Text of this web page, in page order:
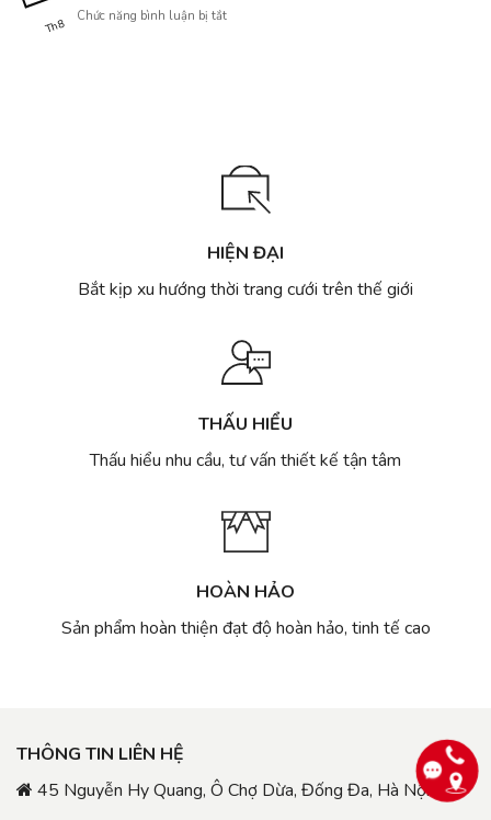
Phong
huyện
Hàng
2024?
Th8
Chức năng bình luận bị tắtở
năm
2024
Bridal
HIỆN ĐẠI
Bắt kịp xu hướng thời trang cưới trên thế giới
THẤU HIỂU
Thấu hiểu nhu cầu, tư vấn thiết kế tận tâm
HOÀN HẢO
Sản phẩm hoàn thiện đạt độ hoàn hảo, tinh tế cao
THÔNG TIN LIÊN HỆ
45 Nguyễn Hy Quang, Ô Chợ Dừa, Đống Đa, Hà Nội